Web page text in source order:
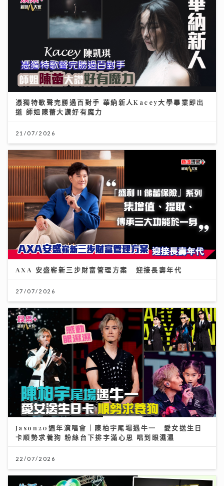
憑獨特歌聲完勝過百對手 華納新人Kacey大學畢業即出
道 師姐陳蕾大讚好有魔力
21/07/2026
AXA 安盛嶄新三步財富管理方案 迎接長壽年代
27/07/2026
Jason20週年演唱會｜陳柏宇尾場遇牛一 愛女送生日
卡順勢求養狗 粉絲台下排字滿心思 唱到眼濕濕
22/07/2026